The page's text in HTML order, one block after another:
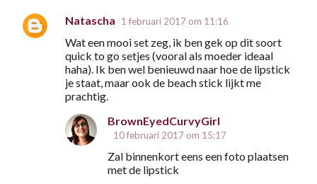
R
Natascha 1 februari 2017 om 11:16
Wat een mooi set zeg, ik ben gek op dit soort
quick to go setjes (vooral als moeder ideaal
haha). Ik ben wel benieuwd naar hoe de lipstick
je staat, maar ook de beach stick lijkt me
prachtig.
BrownEyedCurvyGirl
10 februari 2017 om 15:17
Zal binnenkort eens een foto plaatsen
met de lipstick